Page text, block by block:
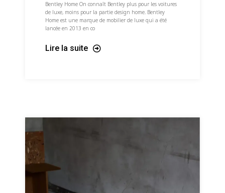
Bentley Home On connaît Bentley plus pour les voitures
de luxe, moins pour la partie design home. Bentley
Home est une marque de mobilier de luxe qui a été
lancée en 2013 en co
Lire la suite